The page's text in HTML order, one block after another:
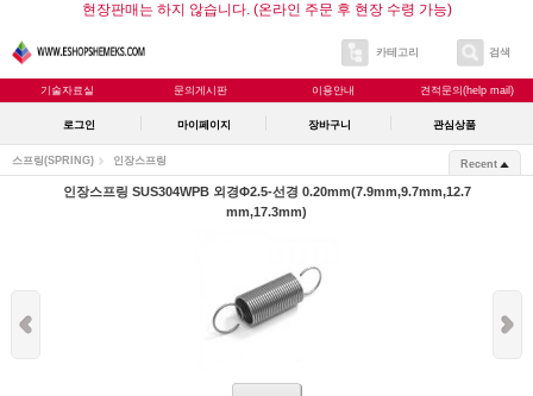
현장판매는 하지 않습니다. (온라인 주문 후 현장 수령 가능)
카테고리 검색
기술자료실 문의게시판 이용안내 견적문의(help mail)
로그인 마이페이지 장바구니 관심상품
스프링(SPRING) 인장스프링 Recent
인장스프링 SUS304WPB 외경Φ2.5-선경 0.20mm(7.9mm,9.7mm,12.7
mm,17.3mm)